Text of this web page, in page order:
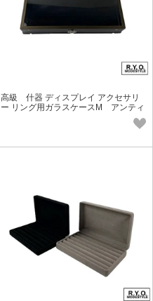
高級 什器 ディスプレイ アクセサリ
ー リング用ガラスケースM アンティ